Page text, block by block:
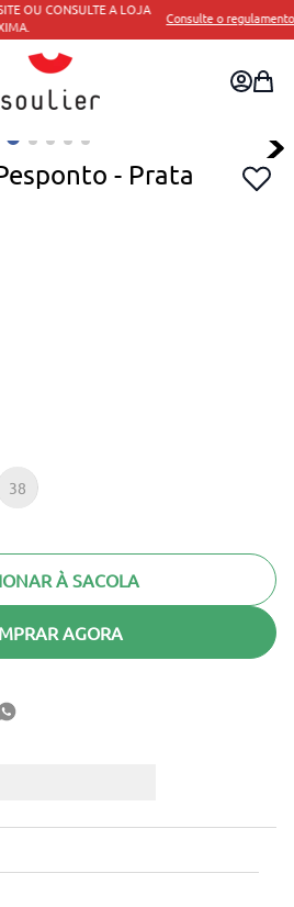
OU CONSULTE A LOJA
Consulte o regulamento
- Prata
38
À SACOLA
AGORA